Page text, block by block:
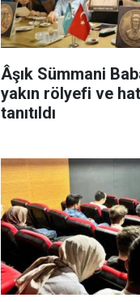
Âşık Sümmani
yakın rölyefi ve
tanıtıldı